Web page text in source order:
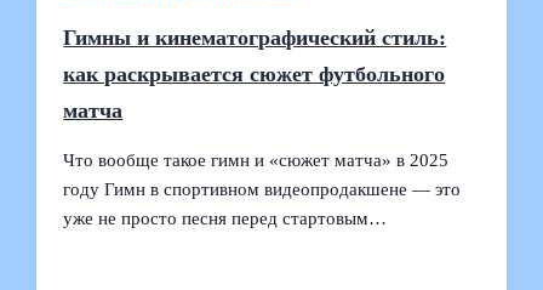
Гимны и кинематографический стиль:
как раскрывается сюжет футбольного
матча
Что вообще такое гимн и «сюжет матча» в 2025
году Гимн в спортивном видеопродакшене — это
уже не просто песня перед стартовым…